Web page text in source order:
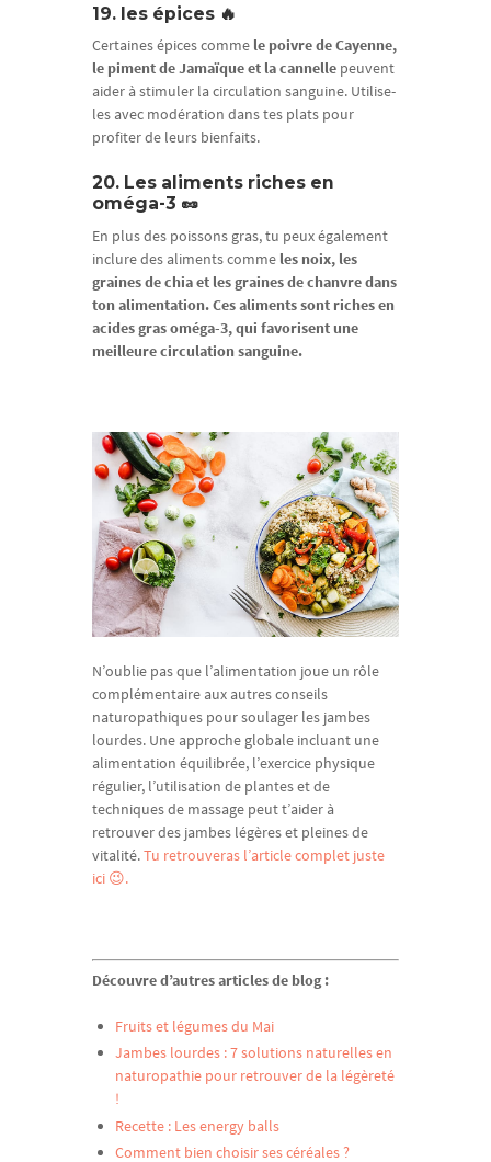
19. les épices 🔥
Certaines épices comme le poivre de Cayenne,
le piment de Jamaïque et la cannelle peuvent
aider à stimuler la circulation sanguine. Utilise-
les avec modération dans tes plats pour
profiter de leurs bienfaits.
20. Les aliments riches en
oméga-3 🥜
En plus des poissons gras, tu peux également
inclure des aliments comme les noix, les
graines de chia et les graines de chanvre dans
ton alimentation. Ces aliments sont riches en
acides gras oméga-3, qui favorisent une
meilleure circulation sanguine.
N’oublie pas que l’alimentation joue un rôle
complémentaire aux autres conseils
naturopathiques pour soulager les jambes
lourdes. Une approche globale incluant une
alimentation équilibrée, l’exercice physique
régulier, l’utilisation de plantes et de
techniques de massage peut t’aider à
retrouver des jambes légères et pleines de
vitalité.Tu retrouveras l’article complet juste
ici 😉.
Découvre d’autres articles de blog :
Fruits et légumes du Mai
Jambes lourdes : 7 solutions naturelles en
naturopathie pour retrouver de la légèreté
!
Recette : Les energy balls
Comment bien choisir ses céréales ?